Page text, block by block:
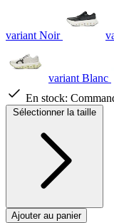
variant Noir
variant Blanc
En stock:
Sélectionner la taille
Ajouter au panier